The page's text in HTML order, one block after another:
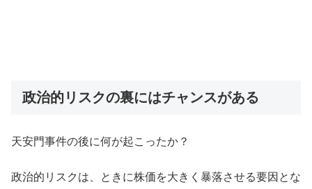
政治的リスクの裏にはチャンスがある
天安門事件の後に何が起こったか？
政治的リスクは、ときに株価を大きく暴落させる要因とな